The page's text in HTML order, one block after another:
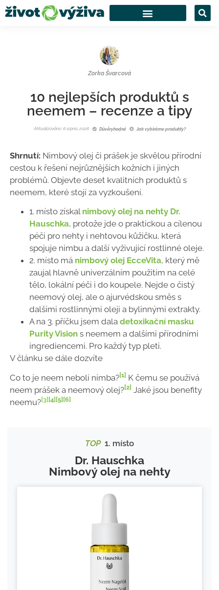
Zorka Švarcová
10 nejlepších produktů s
neemem – recenze a tipy
Aktualizováno: 6 srpna, 2026 Důvěryhodné Jak vybíráme produkty?
Shrnutí: Nimbový olej či prášek je skvělou přírodní
cestou k řešení nejrůznějších kožních i jiných
problémů. Objevte deset kvalitních produktů s
neemem, které stojí za vyzkoušení.
1. místo získal nimbový olej na nehty Dr.
Hauschka, protože jde o praktickou a cílenou
péči pro nehty i nehtovou kůžičku, která
spojuje nimbu a další vyživující rostlinné oleje.
2. místo má nimbový olej EcceVita, který mě
zaujal hlavně univerzálním použitím na celé
tělo, lokální péči i do koupele. Nejde o čistý
neemový olej, ale o ajurvédskou směs s
dalšími rostlinnými oleji a bylinnými extrakty.
A na 3. příčku jsem dala detoxikační masku
Purity Vision s neemem a dalšími přírodními
ingrediencemi. Pro každý typ pleti.
V článku se dále dozvíte
Co to je neem neboli nimba?[1] K čemu se používá
neem prášek a neemový olej?[2] Jaké jsou benefity
neemu?[3] [4] [5] [6]
TOP1. místo
Dr. Hauschka
Nimbový olej na nehty